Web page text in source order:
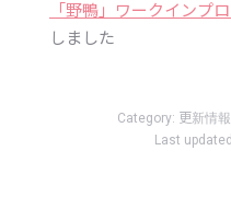
「野鴨」ワークインプ
しました
Category: 更新情報
Last